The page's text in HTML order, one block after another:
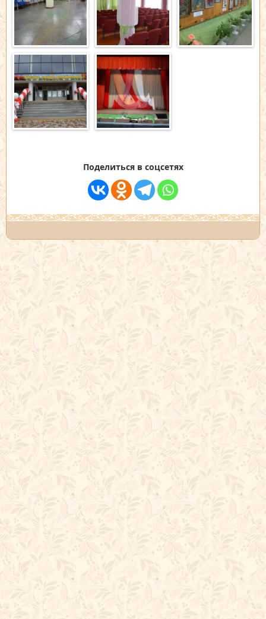
Поделиться в соцсетях